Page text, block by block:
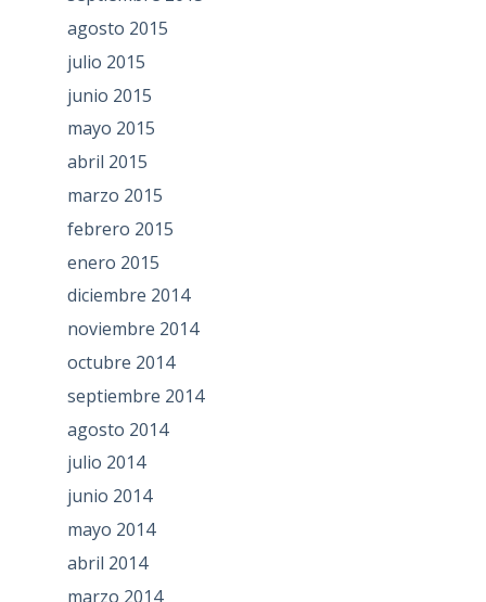
agosto 2015
julio 2015
junio 2015
mayo 2015
abril 2015
marzo 2015
febrero 2015
enero 2015
diciembre 2014
noviembre 2014
octubre 2014
septiembre 2014
agosto 2014
julio 2014
junio 2014
mayo 2014
abril 2014
marzo 2014